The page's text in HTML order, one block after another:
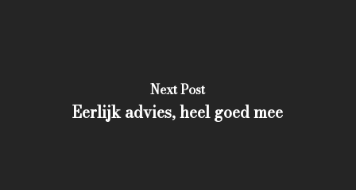
Next Post
Eerlijk advies, heel goed mee